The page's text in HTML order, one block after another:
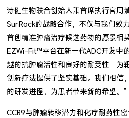
诗健生物联合创始人兼首席执行官周
SunRock的战略合作，不仅与我们致
首创精准肿瘤治疗候选药物的愿景相
EZWi-Fit™平台在新一代ADC开发中
越的抗肿瘤活性和良好的耐受性，为
创新疗法提供了坚实基础。我们相信
的研发进程，为患者带来新的希望。”
CCR9与肿瘤转移潜力和化疗耐药性